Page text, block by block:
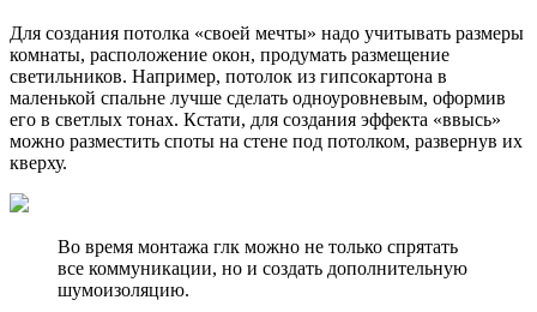
Для создания потолка «своей мечты» надо учитывать размеры
комнаты, расположение окон, продумать размещение
светильников. Например, потолок из гипсокартона в
маленькой спальне лучше сделать одноуровневым, оформив
его в светлых тонах. Кстати, для создания эффекта «ввысь»
можно разместить споты на стене под потолком, развернув их
кверху.
Во время монтажа глк можно не только спрятать
все коммуникации, но и создать дополнительную
шумоизоляцию.